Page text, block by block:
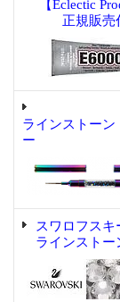
【Eclectic
正規販売代
ラインストー
ー
スワロフスキ
ラインストー